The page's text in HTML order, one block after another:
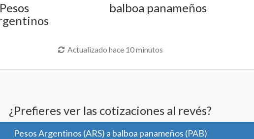
balboa panameños
Actualizado hace 10 minutos
¿Prefieres ver las cotizaciones al revés?
Pesos Argentinos (ARS) a balboa panameños (PAB)